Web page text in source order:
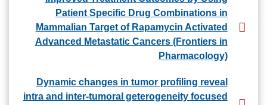
Patient Specific Drug Combinations in
Mammalian Target of Rapamycin Activated
Advanced Metastatic Cancers (Frontiers in
Pharmacology)
Dynamic changes in tumor profiling reveal
intra and inter-tumoral geterogeneity focused